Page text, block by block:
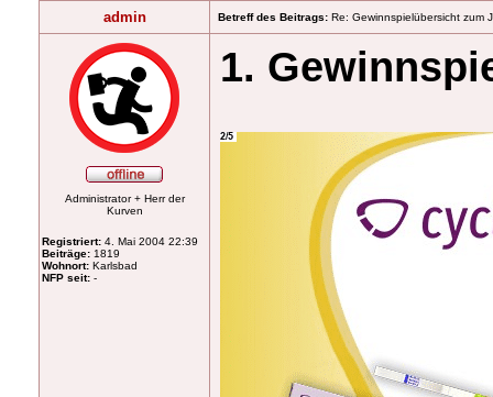
admin Betreff des Beitrags: Re: Gewinnspielübersicht zum
Administrator + Herr der
Kurven
Registriert: 4. Mai 2004 22:39
Beiträge: 1819
Wohnort: Karlsbad
NFP seit: -
1.